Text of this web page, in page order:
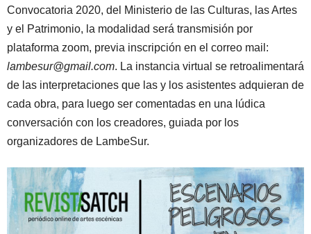
Convocatoria 2020, del Ministerio de las Culturas, las Artes
y el Patrimonio, la modalidad será transmisión por
plataforma zoom, previa inscripción en el correo mail:
lambesur@gmail.com. La instancia virtual se retroalimentará
de las interpretaciones que las y los asistentes adquieran de
cada obra, para luego ser comentadas en una lúdica
conversación con los creadores, guiada por los
organizadores de LambeSur.